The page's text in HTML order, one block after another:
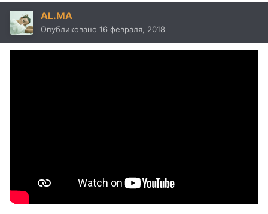
AL.MA
Опубликовано 16 февраля, 2018